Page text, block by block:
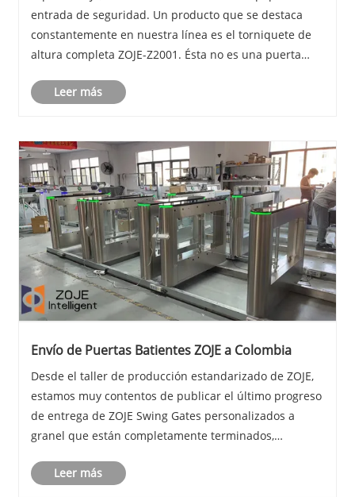
entrada de seguridad. Un producto que se destaca
constantemente en nuestra línea es el torniquete de
altura completa ZOJE-Z2001. Ésta no es una puerta
donde los torniquetes estándar simplemente no ......
Leer más
​Envío de Puertas Batientes ZOJE a Colombia
Desde el taller de producción estandarizado de ZOJE,
estamos muy contentos de publicar el último progreso
de entrega de ZOJE Swing Gates personalizados a
granel que están completamente terminados,
Colombia, otro pedido importante en el extranjero que
Leer más